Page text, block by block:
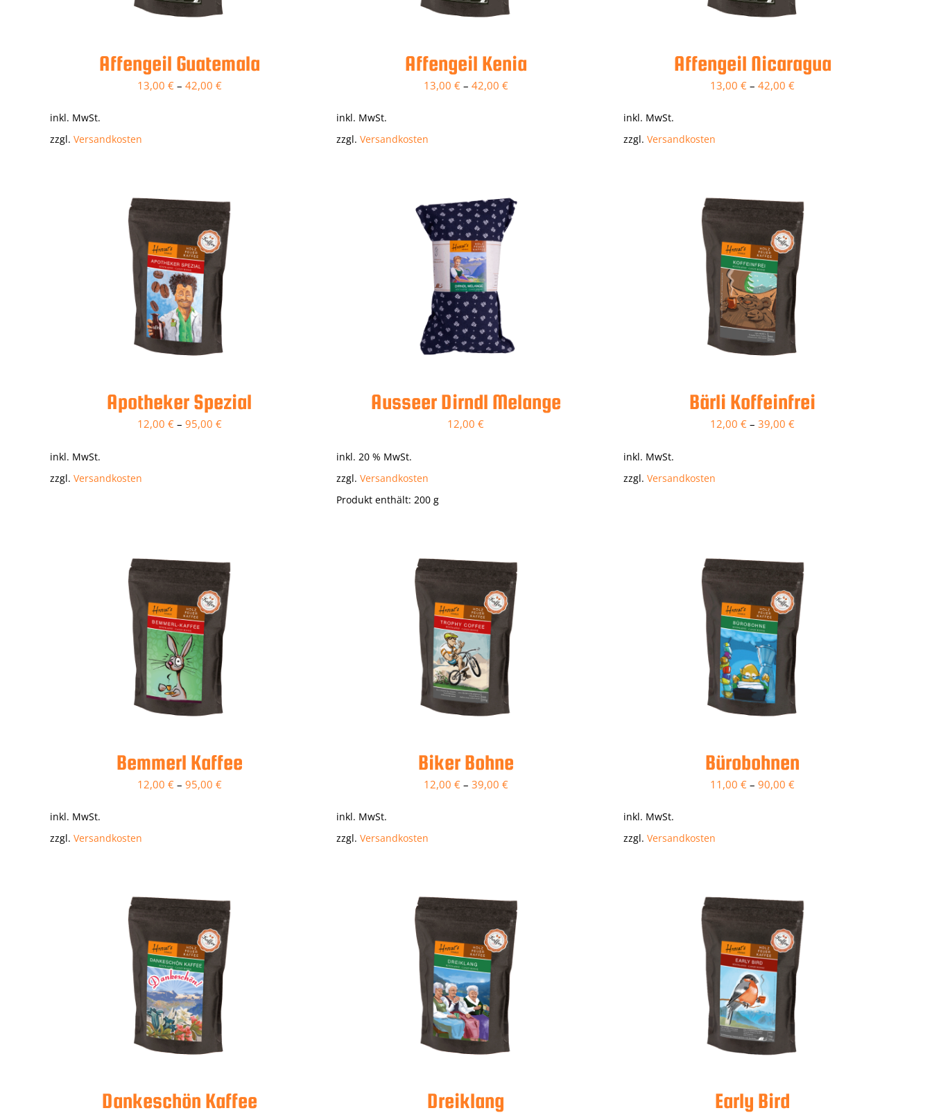
Affengeil Guatemala
13,00 €– 42,00 €
inkl. MwSt.
zzgl. Versandkosten
Affengeil Kenia
13,00 €– 42,00 €
inkl. MwSt.
zzgl.Versandkosten
Affengeil Nicaragua
13,00€ –42,00€
inkl. MwSt.
zzgl. Versandkosten
Apotheker Spezial
12,00 €– 95,00 €
inkl. MwSt.
zzgl. Versandkosten
Ausseer Dirndl Melange
12,00€
inkl. 20 % MwSt.
zzgl.Versandkosten
Produkt enthält: 200g
Bärli Koffeinfrei
12,00€ –39,00€
inkl. MwSt.
zzgl. Versandkosten
Bemmerl Kaffee
12,00 €– 95,00 €
inkl. MwSt.
zzgl. Versandkosten
Biker Bohne
12,00 €– 39,00 €
inkl. MwSt.
zzgl.Versandkosten
Bürobohnen
11,00€ –90,00€
inkl. MwSt.
zzgl. Versandkosten
Dankeschön Kaffee Dreiklang Early Bird